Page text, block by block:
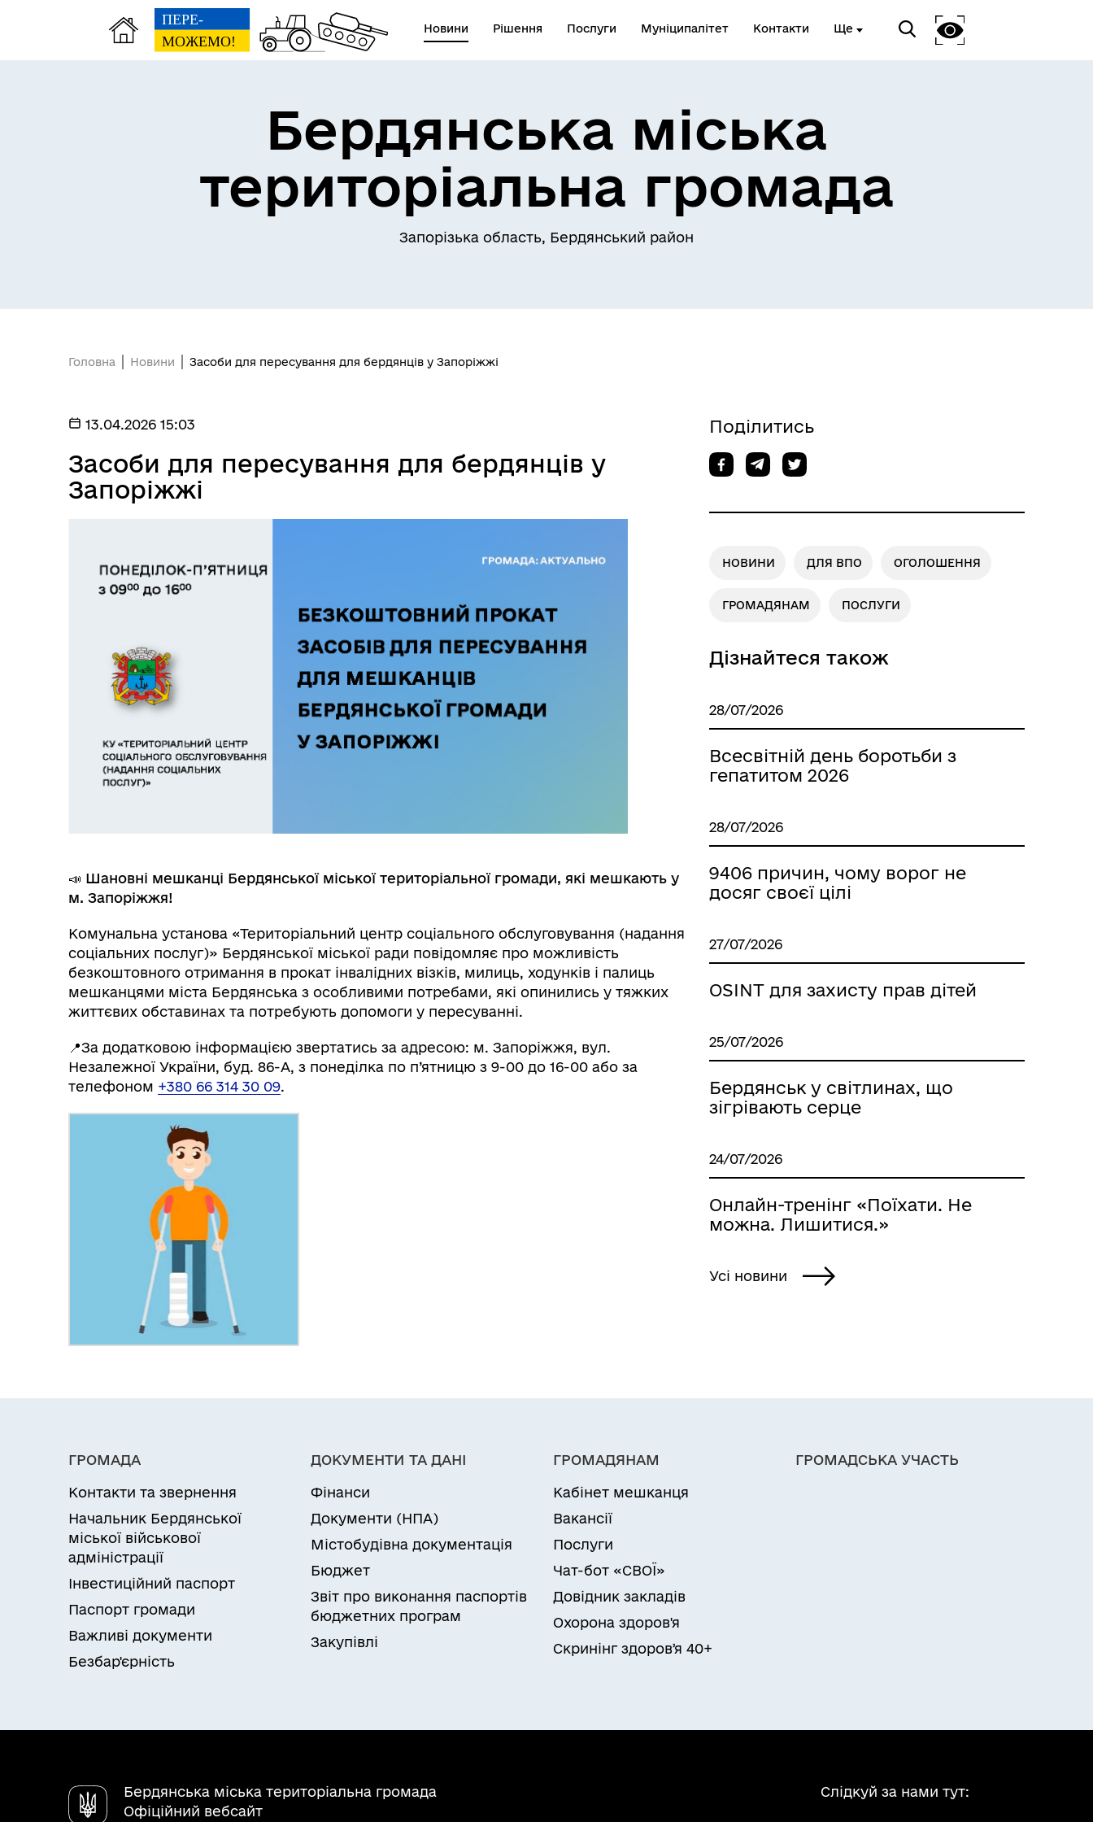
Новини Рішення Послуги Муніципалітет Контакти Ще
Бердянська міська
територіальна громада
Запорізька область, Бердянський район
Головна Новини Засоби для пересування для бердянців у Запоріжжі
13.04.2026 15:03
Засоби для пересування для бердянців у
Запоріжжі
📣 Шановні мешканці Бердянської міської територіальної громади, які мешкають у
м. Запоріжжя!
Комунальна установа «Територіальний центр соціального обслуговування (надання
соціальних послуг)» Бердянської міської ради повідомляє про можливість
безкоштовного отримання в прокат інвалідних візків, милиць, ходунків і палиць
мешканцями міста Бердянська з особливими потребами, які опинились у тяжких
життєвих обставинах та потребують допомоги у пересуванні.
📍За додатковою інформацією звертатись за адресою: м. Запоріжжя, вул.
Незалежної України, буд. 86-А, з понеділка по п’ятницю з 9-00 до 16-00 або за
телефоном +380 66 314 30 09.
Поділитись
НОВИНИ ДЛЯ ВПО ОГОЛОШЕННЯ
ГРОМАДЯНАМ ПОСЛУГИ
Дізнайтеся також
28/07/2026
Всесвітній день боротьби з
гепатитом 2026
28/07/2026
9406 причин, чому ворог не
досяг своєї цілі
27/07/2026
OSINT для захисту прав дітей
25/07/2026
Бердянськ у світлинах, що
зігрівають серце
24/07/2026
Онлайн-тренінг «Поїхати. Не
можна. Лишитися.»
Усі новини
ГРОМАДА
Контакти та звернення
Начальник Бердянської
міської військової
адміністрації
Інвестиційний паспорт
Паспорт громади
Важливі документи
Безбар'єрність
ДОКУМЕНТИ ТА ДАНІ
Фінанси
Документи (НПА)
Містобудівна документація
Бюджет
Звіт про виконання паспортів
бюджетних програм
Закупівлі
ГРОМАДЯНАМ
Кабінет мешканця
Вакансії
Послуги
Чат-бот «СВОЇ»
Довідник закладів
Охорона здоров'я
Скринінг здоровʼя 40+
ГРОМАДСЬКА УЧАСТЬ
Бердянська міська територіальна громада
Офіційний вебсайт
Слідкуй за нами тут: